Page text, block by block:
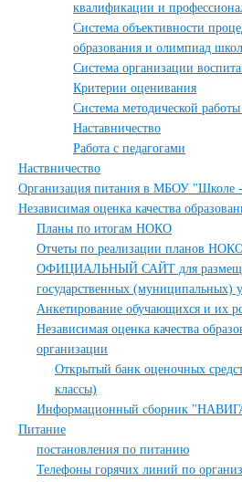
квалификации и
Система объективности
образования и олимпиад
Система организации
Критерии оценивания
Система методической
Наставничество
Работа с педагогами
Наствничество
Организация питания в МБОУ "Школе
Независимая оценка качества
Планы по итогам НОКО
Отчеты по реализации планов
ОФИЦИАЛЬНЫЙ САЙТ для
государственных (муниципальных)
Анкетирование обучающихся и их
Независимая оценка качества
организации
Открытый банк оценочных
классы)
Информационный сборник
Питание
постановления по питанию
Телефоны горячих линий по